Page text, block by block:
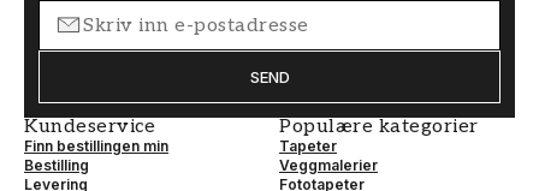
SEND
Kundeservice
Finn bestillingen min
Bestilling
Levering
Populære kategorier
Tapeter
Veggmalerier
Fototapeter